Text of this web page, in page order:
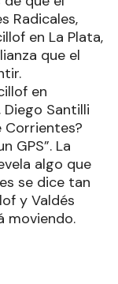
Radicales,
en La Plata,
que el
en
Santilli
Corrientes?
GPS”. La
algo que
se dice tan
y Valdés
moviendo.